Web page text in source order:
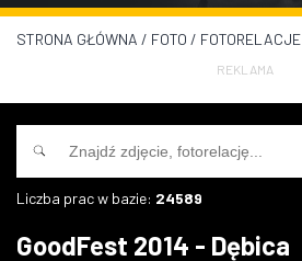
WIADOMOŚCI
INWESTYCJE
IMPREZY
STRONA GŁÓWNA / FOTO / FOTORELACJE
REKLAMA
Liczba prac w bazie: 24589
GoodFest 2014 - Dębica